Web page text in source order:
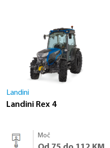
Landini
Landini Rex 4
Moč